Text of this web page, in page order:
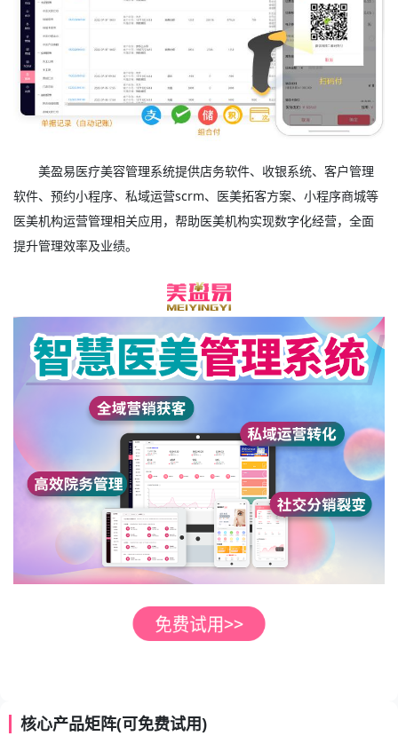
美盈易医疗美容管理系统提供店务软件、收银系统、客户管理
软件、预约小程序、私域运营scrm、医美拓客方案、小程序商城等
医美机构运营管理相关应用，帮助医美机构实现数字化经营，全面
提升管理效率及业绩。
核心产品矩阵(可免费试用)